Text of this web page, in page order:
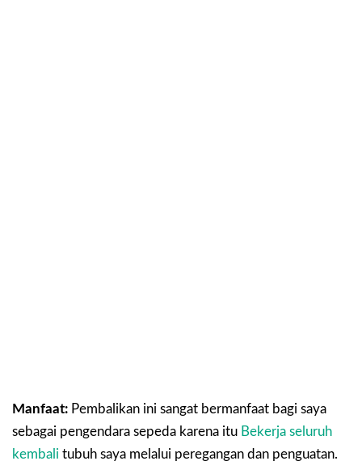
Manfaat: Pembalikan ini sangat bermanfaat bagi saya
sebagai pengendara sepeda karena itu Bekerja seluruh
kembali tubuh saya melalui peregangan dan penguatan.